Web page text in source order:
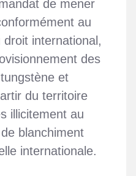
de mener
au
international,
des
et
du territoire
illicitement au
blanchiment
internationale.